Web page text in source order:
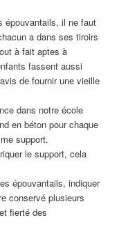
épouvantails, il ne faut
a dans ses tiroirs
à fait aptes à
fassent aussi
de fournir une vieille
dans notre école
en béton pour chaque
support.
le support, cela
épouvantails, indiquer
conservé plusieurs
fierté des